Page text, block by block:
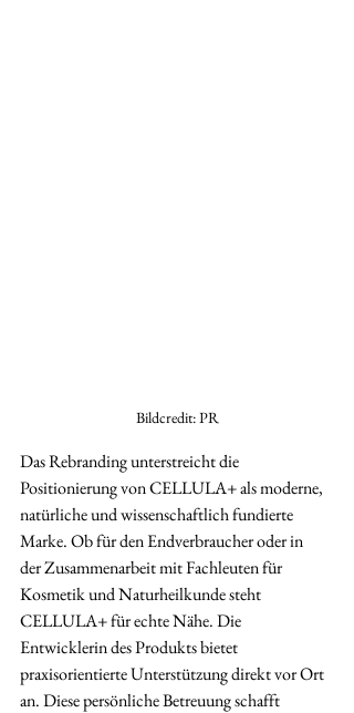
Bildcredit: PR
Das Rebranding unterstreicht die
Positionierung von CELLULA+ als moderne,
natürliche und wissenschaftlich fundierte
Marke. Ob für den Endverbraucher oder in
der Zusammenarbeit mit Fachleuten für
Kosmetik und Naturheilkunde steht
CELLULA+ für echte Nähe. Die
Entwicklerin des Produkts bietet
praxisorientierte Unterstützung direkt vor Ort
an. Diese persönliche Betreuung schafft